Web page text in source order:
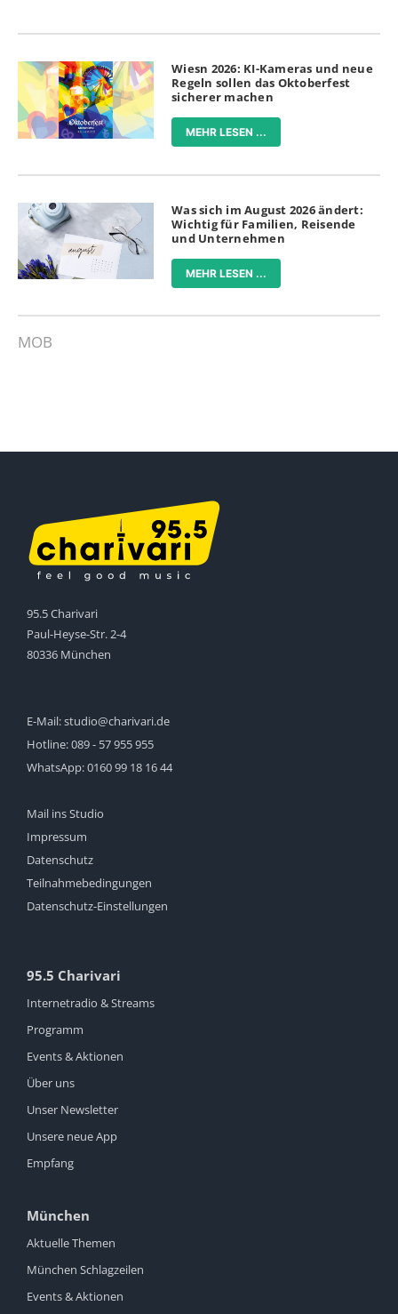
Wiesn 2026: KI-Kameras und neue
Regeln sollen das Oktoberfest
sicherer machen
MEHR LESEN ...
Was sich im August 2026 ändert:
Wichtig für Familien, Reisende
und Unternehmen
MEHR LESEN ...
MOB
95.5 Charivari
Paul-Heyse-Str. 2-4
80336 München
E-Mail:studio@charivari.de
Hotline:089 - 57 955 955
WhatsApp:0160 99 18 16 44
Mail ins Studio
Impressum
Datenschutz
Teilnahmebedingungen
Datenschutz-Einstellungen
95.5 Charivari
Internetradio & Streams
Programm
Events & Aktionen
Über uns
Unser Newsletter
Unsere neue App
Empfang
München
Aktuelle Themen
München Schlagzeilen
Events & Aktionen